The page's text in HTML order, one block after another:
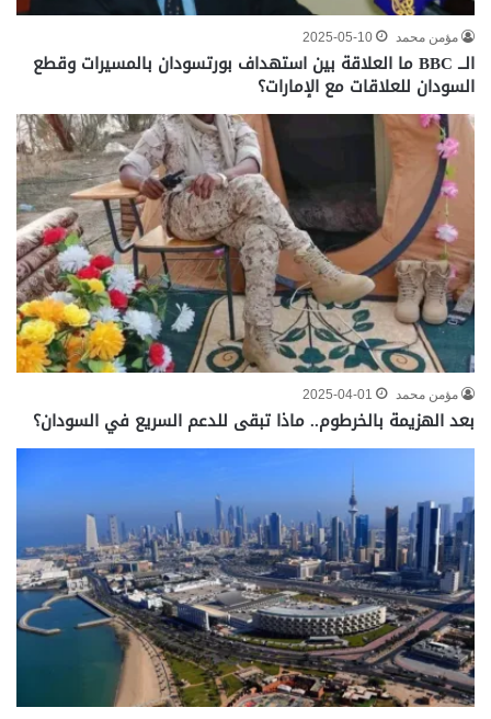
مؤمن محمد 2025-05-10
الــ BBC ما العلاقة بين استهداف بورتسودان بالمسيرات وقطع
السودان للعلاقات مع الإمارات؟
مؤمن محمد 2025-04-01
بعد الهزيمة بالخرطوم.. ماذا تبقى للدعم السريع في السودان؟